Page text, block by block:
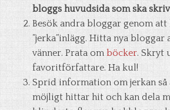
bloggs huvudsida som ska
Besök andra bloggar genom
”jerka”inlägg. Hitta nya bloggar
vänner. Prata om böcker. Skryt
favoritförfattare. Ha kul!
Sprid information om jerkan så
möjligt hittar hit och kan dela